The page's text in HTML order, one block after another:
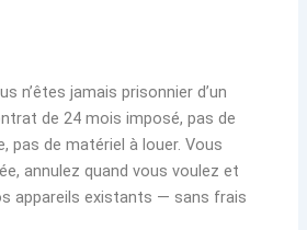
n’êtes jamais prisonnier d’un
de 24 mois imposé, pas de
pas de matériel à louer. Vous
annulez quand vous voulez et
appareils existants — sans frais